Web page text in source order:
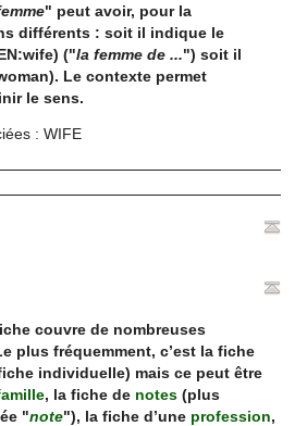
" peut avoir, pour la
différents : soit il indique le
("la femme de ...") soit il
Le contexte permet
le sens.
: WIFE
couvre de nombreuses
plus fréquemment, c’est la fiche
individuelle) mais ce peut être
, la fiche de notes (plus
"note"), la fiche d’une profession,